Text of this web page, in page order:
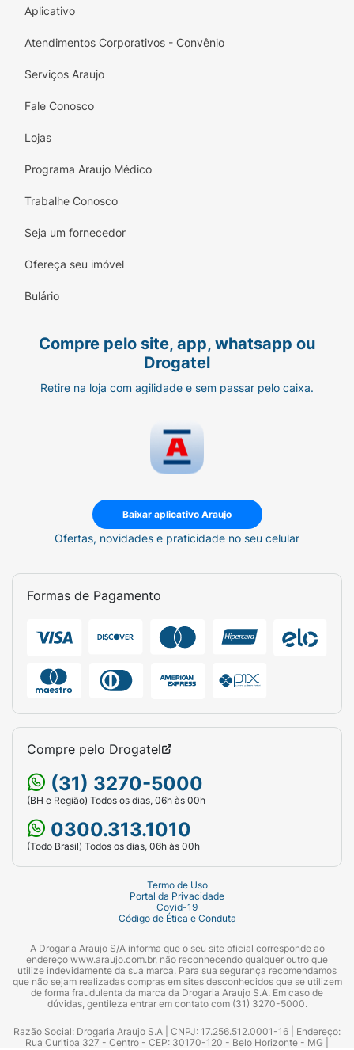
Aplicativo
Atendimentos Corporativos - Convênio
Serviços Araujo
Fale Conosco
Lojas
Programa Araujo Médico
Trabalhe Conosco
Seja um fornecedor
Ofereça seu imóvel
Bulário
Compre pelo site, app, whatsapp ou
Drogatel
Retire na loja com agilidade e sem passar pelo caixa.
Baixar aplicativo Araujo
Ofertas, novidades e praticidade no seu celular
Formas de Pagamento
Compre pelo Drogatel
(31) 3270-5000
(BH e Região) Todos os dias, 06h às 00h
0300.313.1010
(Todo Brasil) Todos os dias, 06h às 00h
Termo de Uso
Portal da Privacidade
Covid-19
Código de Ética e Conduta
A Drogaria Araujo S/A informa que o seu site oficial corresponde ao
endereço www.araujo.com.br, não reconhecendo qualquer outro que
utilize indevidamente da sua marca. Para sua segurança recomendamos
que não sejam realizadas compras em sites desconhecidos que se utilizem
de forma fraudulenta da marca da Drogaria Araujo S.A. Em caso de
dúvidas, gentileza entrar em contato com (31) 3270-5000.
Razão Social: Drogaria Araujo S.A | CNPJ: 17.256.512.0001-16 | Endereço:
Rua Curitiba 327 - Centro - CEP: 30170-120 - Belo Horizonte - MG |